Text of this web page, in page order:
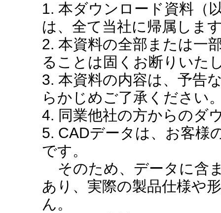
1. 本ダウンロード資料（
は、全て当社に帰属しま
2. 本資料の全部または一
ることは固くお断りいた
3. 本資料の内容は、予告
らかじめご了承ください
4. 同業他社の方からのダ
5. CADデータは、お客様
です。
そのため、データに含
あり、実際の製品仕様や
ん。